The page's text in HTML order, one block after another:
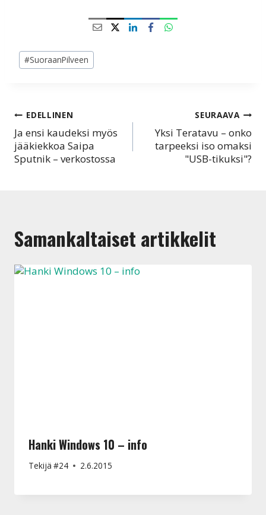
Avainsanat:
#SuoraanPilveen
Artikkelien
selaus
EDELLINEN
Ja ensi kaudeksi myös
jääkiekkoa Saipa
Sputnik – verkostossa
SEURAAVA
Yksi Teratavu – onko
tarpeeksi iso omaksi
"USB-tikuksi"?
Samankaltaiset artikkelit
Hanki Windows 10 – info
Tekijä #24 2.6.2015